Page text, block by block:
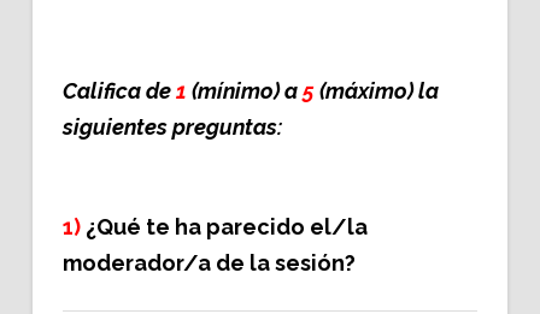
Califica de1 (mínimo) a5(máximo) la
siguientes preguntas:
1) ¿Qué te ha parecido el/la
moderador/a de la sesión?